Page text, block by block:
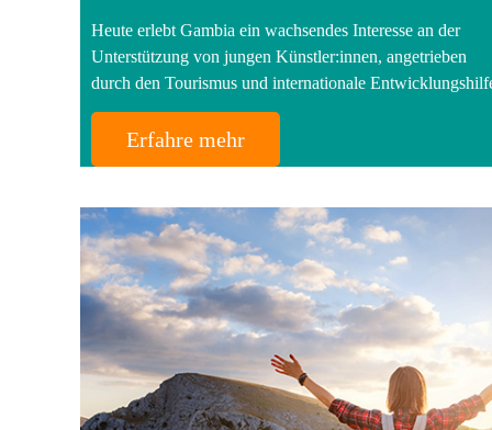
Heute erlebt Gambia ein wachsendes Interesse an der
Unterstützung von jungen Künstler:innen, angetrieben
durch den Tourismus und internationale
Erfahre mehr